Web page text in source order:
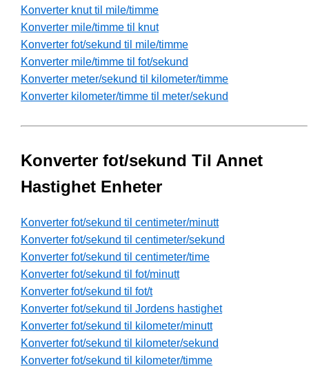
Konverter knut til mile/timme
Konverter mile/timme til knut
Konverter fot/sekund til mile/timme
Konverter mile/timme til fot/sekund
Konverter meter/sekund til kilometer/timme
Konverter kilometer/timme til meter/sekund
Konverter fot/sekund Til Annet
Hastighet Enheter
Konverter fot/sekund til centimeter/minutt
Konverter fot/sekund til centimeter/sekund
Konverter fot/sekund til centimeter/time
Konverter fot/sekund til fot/minutt
Konverter fot/sekund til fot/t
Konverter fot/sekund til Jordens hastighet
Konverter fot/sekund til kilometer/minutt
Konverter fot/sekund til kilometer/sekund
Konverter fot/sekund til kilometer/timme